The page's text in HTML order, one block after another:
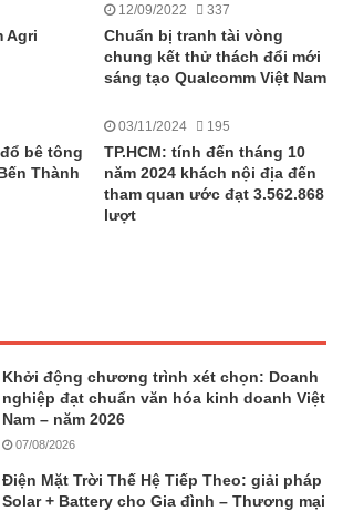
Agri
12/09/2022 337
Chuẩn bị tranh tài vòng
chung kết thử thách đổi mới
sáng tạo Qualcomm Việt Nam
bê tông
Thành
03/11/2024 195
TP.HCM: tính đến tháng 10
năm 2024 khách nội địa đến
tham quan ước đạt 3.562.868
lượt
Khởi động chương trình xét chọn: Doanh
nghiệp đạt chuẩn văn hóa kinh doanh Việt
Nam – năm 2026
07/08/2026
Điện Mặt Trời Thế Hệ Tiếp Theo: giải pháp
Solar + Battery cho Gia đình – Thương mại